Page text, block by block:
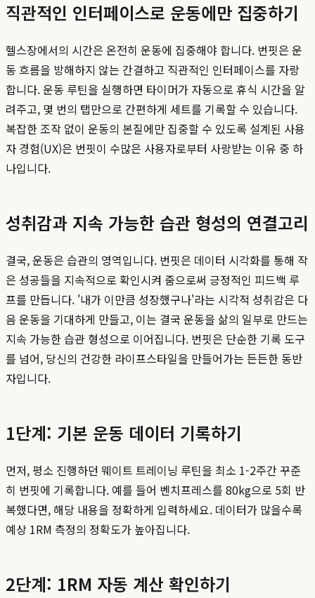
직관적인 인터페이스로 운동에만 집중하기
헬스장에서의 시간은 온전히 운동에 집중해야 합니다. 번핏은 운
동 흐름을 방해하지 않는 간결하고 직관적인 인터페이스를 자랑
합니다. 운동 루틴을 실행하면 타이머가 자동으로 휴식 시간을 알
려주고, 몇 번의 탭만으로 간편하게 세트를 기록할 수 있습니다.
복잡한 조작 없이 운동의 본질에만 집중할 수 있도록 설계된 사용
자 경험(UX)은 번핏이 수많은 사용자로부터 사랑받는 이유 중 하
나입니다.
성취감과 지속 가능한 습관 형성의 연결고리
결국, 운동은 습관의 영역입니다. 번핏은 데이터 시각화를 통해 작
은 성공들을 지속적으로 확인시켜 줌으로써 긍정적인 피드백 루
프를 만듭니다. '내가 이만큼 성장했구나'라는 시각적 성취감은 다
음 운동을 기대하게 만들고, 이는 결국 운동을 삶의 일부로 만드는
지속 가능한 습관 형성으로 이어집니다. 번핏은 단순한 기록 도구
를 넘어, 당신의 건강한 라이프스타일을 만들어가는 든든한 동반
자입니다.
1단계: 기본 운동 데이터 기록하기
먼저, 평소 진행하던 웨이트 트레이닝 루틴을 최소 1-2주간 꾸준
히 번핏에 기록합니다. 예를 들어 벤치프레스를 80kg으로 5회 반
복했다면, 해당 내용을 정확하게 입력하세요. 데이터가 많을수록
예상 1RM 측정의 정확도가 높아집니다.
2단계: 1RM 자동 계산 확인하기